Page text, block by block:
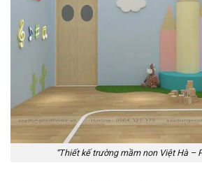
“Thiết kế trường mầm non Việt Hà –